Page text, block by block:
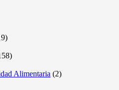
Alimentaria (2)